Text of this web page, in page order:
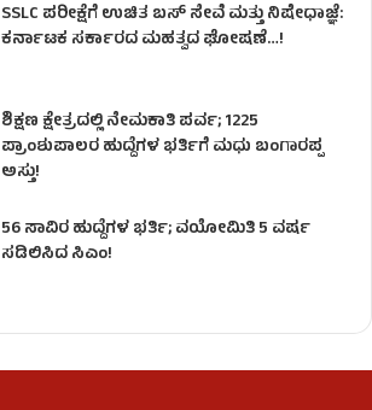
SSLC ಪರೀಕ್ಷೆಗೆ ಉಚಿತ ಬಸ್ ಸೇವೆ ಮತ್ತು ನಿಷೇಧಾಜ್ಞೆ:
ಕರ್ನಾಟಕ ಸರ್ಕಾರದ ಮಹತ್ವದ ಘೋಷಣೆ…!
ಶಿಕ್ಷಣ ಕ್ಷೇತ್ರದಲ್ಲಿ ನೇಮಕಾತಿ ಪರ್ವ; 1225
ಪ್ರಾಂಶುಪಾಲರ ಹುದ್ದೆಗಳ ಭರ್ತಿಗೆ ಮಧು ಬಂಗಾರಪ್ಪ
ಅಸ್ತು!
56 ಸಾವಿರ ಹುದ್ದೆಗಳ ಭರ್ತಿ; ವಯೋಮಿತಿ 5 ವರ್ಷ
ಸಡಿಲಿಸಿದ ಸಿಎಂ!